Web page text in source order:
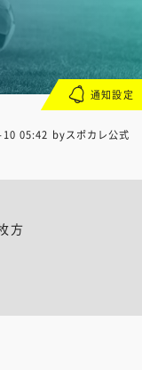
05:42 byスポカレ公式
方
通知設定